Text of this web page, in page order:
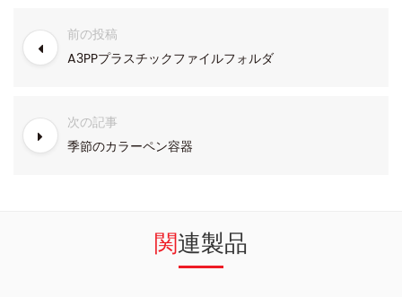
前の投稿
A3PPプラスチックファイルフォルダ
次の記事
季節のカラーペン容器
関連製品